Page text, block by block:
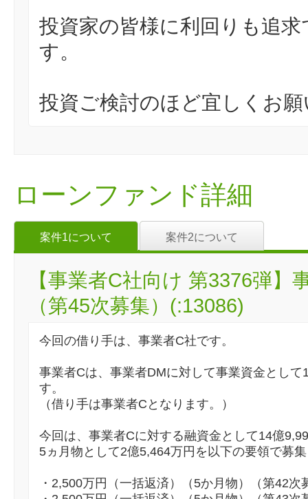
投資家の皆様に利回りも追
す。
投資ご検討のほど宜しくお
ローンファンド詳細
案件1について 案件2について
【事業者C社向け 第3376弾
（第45次募集）(:13086)
今回の借り手は、事業者C社です。
事業者Cは、事業者DMに対して事業資金として
す。
（借り手は事業者Cとなります。）
今回は、事業者Cに対する融資金として14億
5ヵ月物として2億5,464万円を以下の要領で募
・2,500万円（一括返済）（5か月物）（第42次